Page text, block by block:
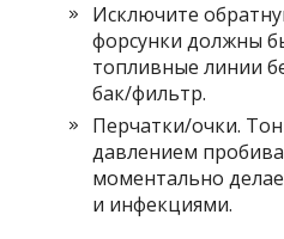
Исключите
форсунки должны
топливные линии
бак/фильтр.
Перчатки/очки.
давлением
моментально
и инфекциями.